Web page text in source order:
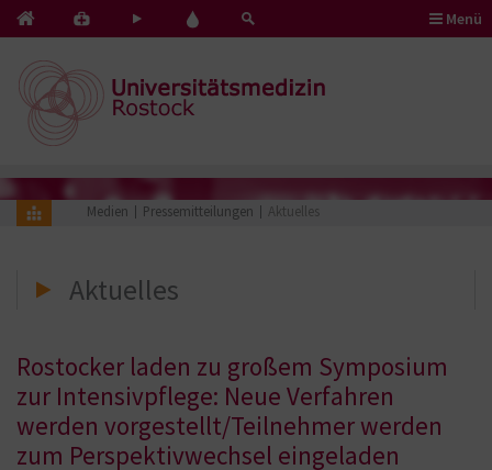
Kontakt
Notfälle
Pflege
Herz
Blut
Menü
Medien Pressemitteilungen Aktuelles
Aktuelles
Rostocker laden zu großem Symposium
zur Intensivpflege: Neue Verfahren
werden vorgestellt/Teilnehmer werden
zum Perspektivwechsel eingeladen